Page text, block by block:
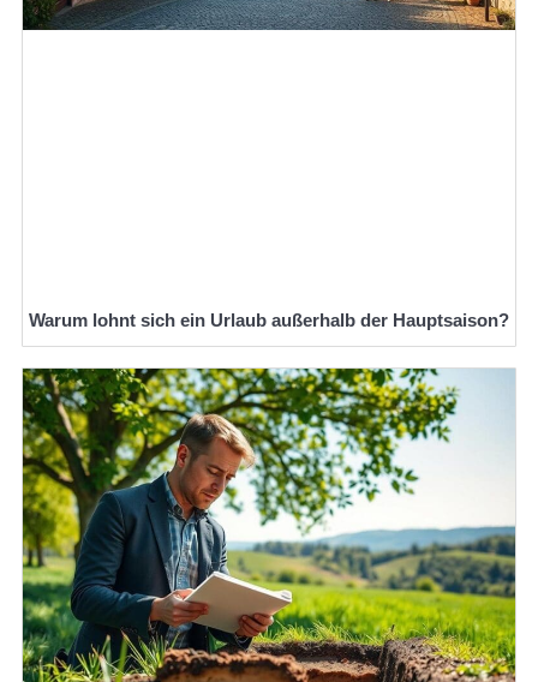
Warum lohnt sich ein Urlaub außerhalb der Hauptsaison?